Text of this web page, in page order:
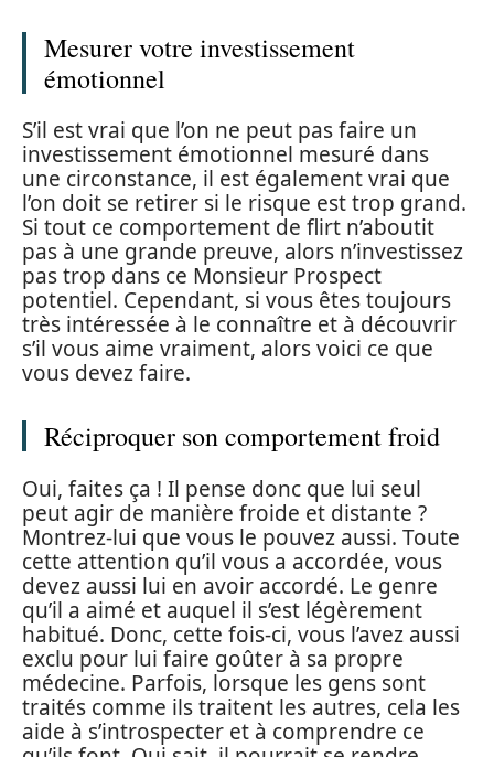
Mesurer votre investissement
émotionnel
S’il est vrai que l’on ne peut pas faire un
investissement émotionnel mesuré dans
une circonstance, il est également vrai que
l’on doit se retirer si le risque est trop grand.
Si tout ce comportement de flirt n’aboutit
pas à une grande preuve, alors n’investissez
pas trop dans ce Monsieur Prospect
potentiel. Cependant, si vous êtes toujours
très intéressée à le connaître et à découvrir
s’il vous aime vraiment, alors voici ce que
vous devez faire.
Réciproquer son comportement froid
Oui, faites ça ! Il pense donc que lui seul
peut agir de manière froide et distante ?
Montrez-lui que vous le pouvez aussi. Toute
cette attention qu’il vous a accordée, vous
devez aussi lui en avoir accordé. Le genre
qu’il a aimé et auquel il s’est légèrement
habitué. Donc, cette fois-ci, vous l’avez aussi
exclu pour lui faire goûter à sa propre
médecine. Parfois, lorsque les gens sont
traités comme ils traitent les autres, cela les
aide à s’introspecter et à comprendre ce